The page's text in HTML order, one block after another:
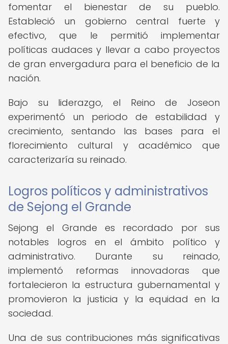
fomentar el bienestar de su pueblo.
Estableció un gobierno central fuerte y
efectivo, que le permitió implementar
políticas audaces y llevar a cabo proyectos
de gran envergadura para el beneficio de la
nación.
Bajo su liderazgo, el Reino de Joseon
experimentó un periodo de estabilidad y
crecimiento, sentando las bases para el
florecimiento cultural y académico que
caracterizaría su reinado.
Logros políticos y administrativos
de Sejong el Grande
Sejong el Grande es recordado por sus
notables logros en el ámbito político y
administrativo. Durante su reinado,
implementó reformas innovadoras que
fortalecieron la estructura gubernamental y
promovieron la justicia y la equidad en la
sociedad.
Una de sus contribuciones más significativas